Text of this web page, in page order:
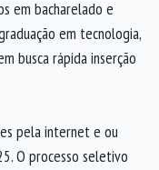
em bacharelado e
em tecnologia,
busca rápida inserção
pela internet e ou
O processo seletivo